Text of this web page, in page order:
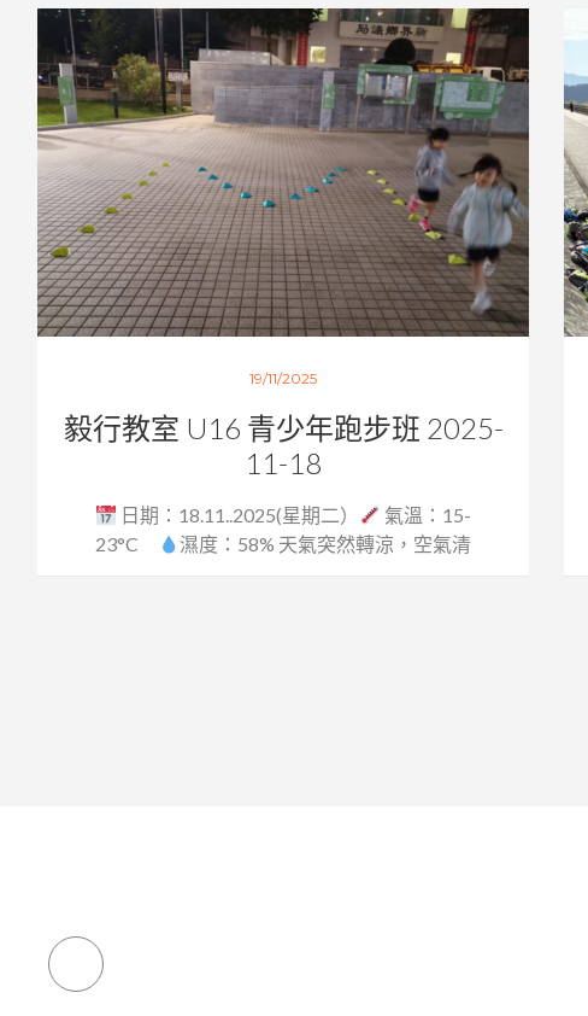
19/11/2025
毅行教室 U16 青少年跑步班 2025-
11-18
日期：18.11..2025(星期二）
氣溫：15-
23°C
濕度：58% 天氣突然轉涼，空氣清